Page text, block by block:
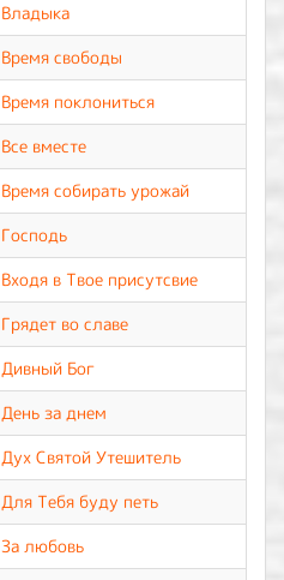
Владыка
Время свободы
Время поклониться
Все вместе
Время собирать урожай
Господь
Входя в Твое присутсвие
Грядет во славе
Дивный Бог
День за днем
Дух Святой Утешитель
Для Тебя буду петь
За любовь